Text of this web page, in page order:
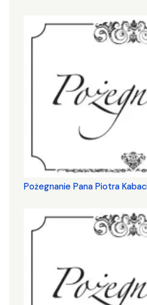
Pożegnanie Pana Piotra